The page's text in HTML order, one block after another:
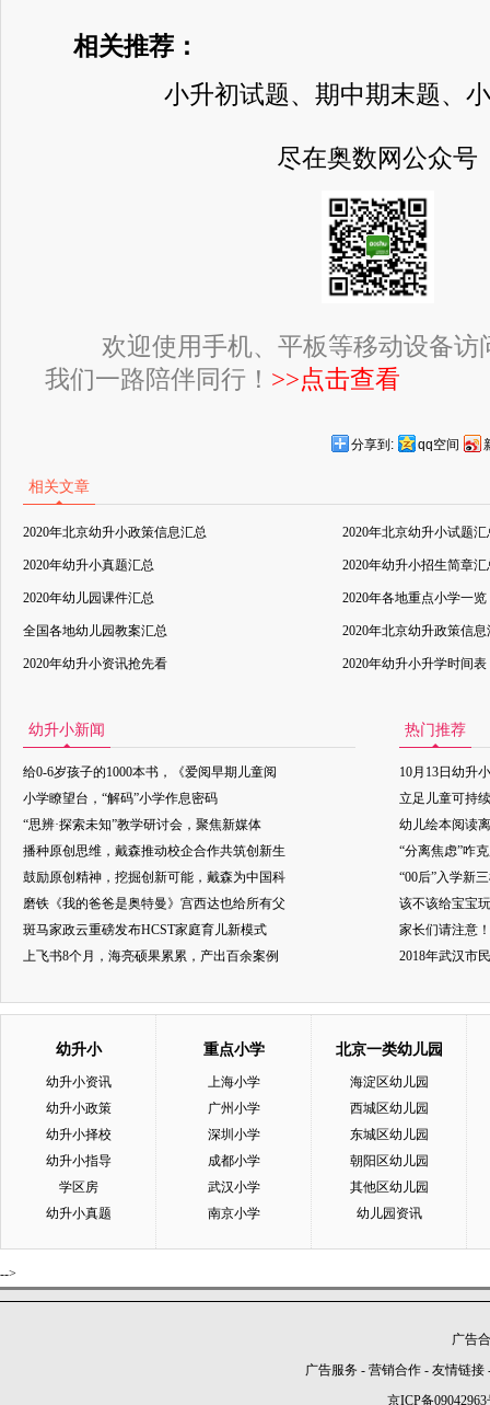
相关推荐：
小升初试题、期中期末题、
尽在奥数网公众号
欢迎使用手机、平板等移动设备访
我们一路陪伴同行！ >>点击查看
分享到: qq空间
相关文章
2020年北京幼升小政策信息汇总 2020年北京幼升小试题汇
2020年幼升小真题汇总 2020年幼升小招生简章汇
2020年幼儿园课件汇总 2020年各地重点小学一览
全国各地幼儿园教案汇总 2020年北京幼升政策信息
2020年幼升小资讯抢先看 2020年幼升小升学时间表
幼升小新闻
给0-6岁孩子的1000本书，《爱阅早期儿童阅
小学瞭望台，“解码”小学作息密码
“思辨·探索未知”教学研讨会，聚焦新媒体
播种原创思维，戴森推动校企合作共筑创新生
鼓励原创精神，挖掘创新可能，戴森为中国科
磨铁《我的爸爸是奥特曼》宫西达也给所有父
斑马家政云重磅发布HCST家庭育儿新模式
上飞书8个月，海亮硕果累累，产出百余案例
热门推荐
10月13日幼升
立足儿童可持
幼儿绘本阅读
“分离焦虑”咋
“00后”入学新
该不该给宝宝
家长们请注意
2018年武汉市
幼升小
幼升小资讯
幼升小政策
幼升小择校
幼升小指导
学区房
幼升小真题
重点小学
上海小学
广州小学
深圳小学
成都小学
武汉小学
南京小学
北京一类幼儿园
海淀区幼儿园
西城区幼儿园
东城区幼儿园
朝阳区幼儿园
其他区幼儿园
幼儿园资讯
-->
广告
广告服务 - 营销合作 - 友情链接
京ICP备09042963